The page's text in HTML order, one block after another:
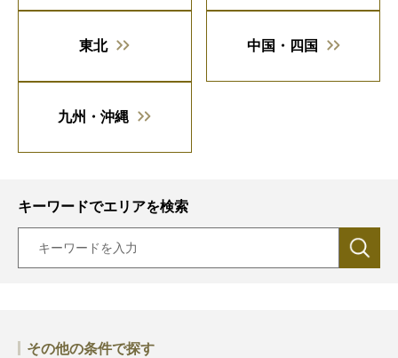
東北 中国・四国
九州・沖縄
キーワードでエリアを検索
その他の条件で探す